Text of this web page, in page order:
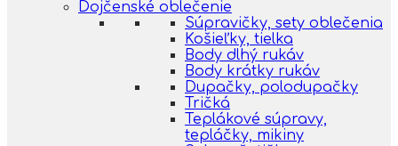
Dojčenské oblečenie
Súpravičky, sety oblečenia
Košieľky, tielka
Body dlhý rukáv
Body krátky rukáv
Dupačky, polodupačky
Tričká
Teplákové súpravy,
tepláčky, mikiny